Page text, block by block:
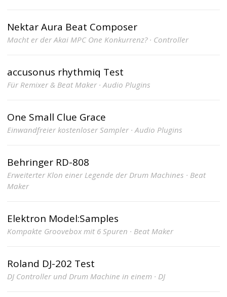
Nektar Aura Beat Composer
Macht er der Akai MPC One Konkurrenz? · Controller
accusonus rhythmiq Test
Für Remixer & Beat Maker · Audio Plugins
One Small Clue Grace
Einwandfreier kostenloser Sampler · Audio Plugins
Behringer RD-808
Erweiterter Klon einer Legende der Drum Machines · Beat
Maker
Elektron Model:Samples
Kompakte Groovebox mit 6 Spuren · Beat Maker
Roland DJ-202 Test
DJ Controller und Drum Machine in einem · DJ